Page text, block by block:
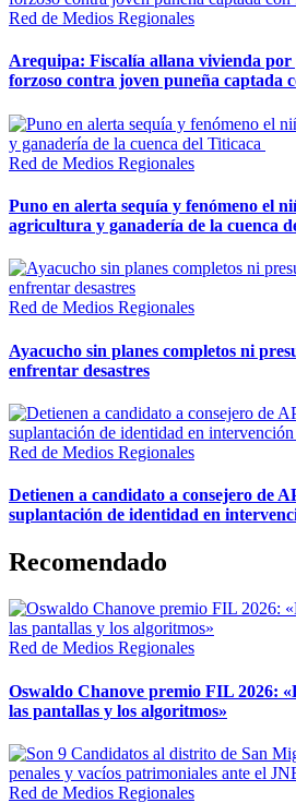
Red de Medios Regionales
Arequipa: Fiscalía allana vivienda por
forzoso contra joven puneña captada
Red de Medios Regionales
Puno en alerta sequía y fenómeno el
agricultura y ganadería de la cuenca
Red de Medios Regionales
Ayacucho sin planes completos ni
enfrentar desastres
Red de Medios Regionales
Detienen a candidato a consejero de
suplantación de identidad en
Recomendado
Red de Medios Regionales
Oswaldo Chanove premio FIL 2026:
las pantallas y los algoritmos»
Red de Medios Regionales